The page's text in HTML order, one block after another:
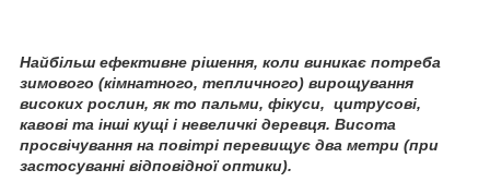
Найбільш ефективне рішення, коли виникає потреба
зимового (кімнатного, тепличного) вирощування
високих рослин, як то пальми, фікуси, цитрусові,
кавові та інші кущі і невеличкі деревця. Висота
просвічування на повітрі перевищує два метри (при
застосуванні відповідної оптики).